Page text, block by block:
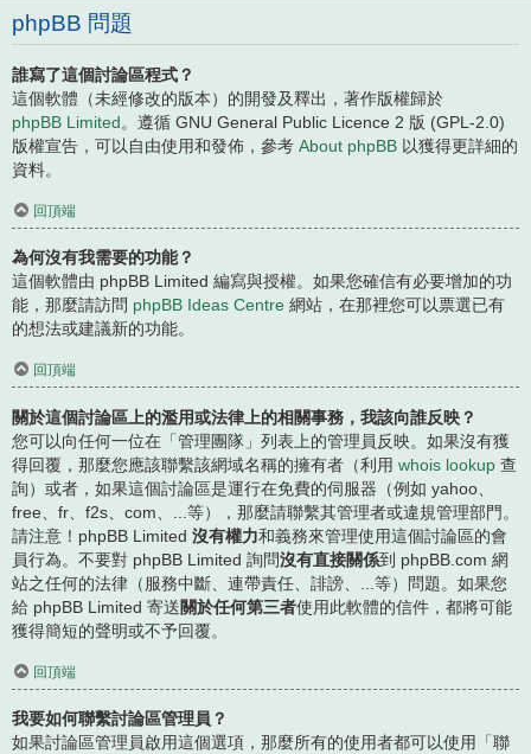
phpBB 問題
誰寫了這個討論區程式？
這個軟體（未經修改的版本）的開發及釋出，著作版權歸於
phpBB Limited。遵循 GNU General Public Licence 2 版 (GPL-2.0)
版權宣告，可以自由使用和發佈，參考 About phpBB 以獲得更詳細的
資料。
回頂端
為何沒有我需要的功能？
這個軟體由 phpBB Limited 編寫與授權。如果您確信有必要增加的功
能，那麼請訪問 phpBB Ideas Centre 網站，在那裡您可以票選已有
的想法或建議新的功能。
回頂端
關於這個討論區上的濫用或法律上的相關事務，我該向誰反映？
您可以向任何一位在「管理團隊」列表上的管理員反映。如果沒有獲
得回覆，那麼您應該聯繫該網域名稱的擁有者（利用 whois lookup 查
詢）或者，如果這個討論區是運行在免費的伺服器（例如 yahoo、
free、fr、f2s、com、...等），那麼請聯繫其管理者或違規管理部門。
請注意！phpBB Limited 沒有權力和義務來管理使用這個討論區的會
員行為。不要對 phpBB Limited 詢問沒有直接關係到 phpBB.com 網
站之任何的法律（服務中斷、連帶責任、誹謗、...等）問題。如果您
給 phpBB Limited 寄送關於任何第三者使用此軟體的信件，都將可能
獲得簡短的聲明或不予回覆。
回頂端
我要如何聯繫討論區管理員？
如果討論區管理員啟用這個選項，那麼所有的使用者都可以使用「聯